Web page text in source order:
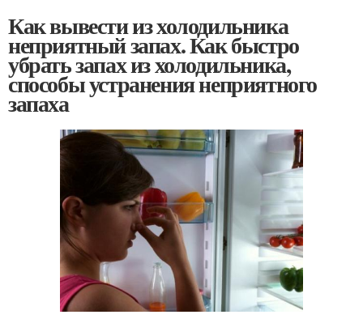
Как вывести из холодильника
неприятный запах. Как быстро
убрать запах из холодильника,
способы устранения неприятного
запаха